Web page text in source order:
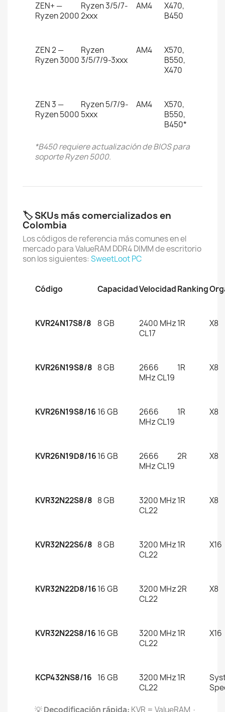
ZEN+ —
Ryzen 2000
Ryzen 3/5/7-
2xxx
AM4
X470,
B450
ZEN 2 —
Ryzen 3000
Ryzen
3/5/7/9-3xxx
AM4
X570,
B550,
X470
ZEN 3 —
Ryzen 5000
Ryzen 5/7/9-
5xxx
AM4
X570,
B550,
B450*
*B450 requiere actualización de BIOS para
soporte Ryzen 5000.
🏷️ SKUs más comercializados en
Colombia
Los códigos de referencia más comunes en el
mercado para ValueRAM DDR4 DIMM de escritorio
son los siguientes: SweetLoot PC
Código CapacidadVelocidadRanking
KVR24N17S8/8 8 GB
2400 MHz
CL17
1R X8
KVR26N19S8/8 8 GB
2666
MHz CL19
1R X8
KVR26N19S8/16 16 GB
2666
MHz CL19
1R X8
KVR26N19D8/1616 GB
2666
MHz CL19
2R X8
KVR32N22S8/8 8 GB
3200 MHz
CL22
1R X8
KVR32N22S6/8 8 GB
3200 MHz
CL22
1R X16
KVR32N22D8/1616 GB
3200 MHz
CL22
2R X8
KVR32N22S8/16 16 GB
3200 MHz
CL22
1R X16
KCP432NS8/16 16 GB
3200 MHz
CL22
1R
💡Decodificación rápida: KVR = ValueRAM ·